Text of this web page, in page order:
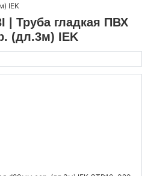
IEK
| Труба гладкая ПВХ
(дл.3м) IEK